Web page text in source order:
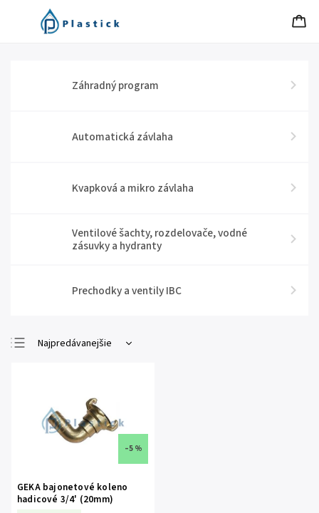
Záhradný program
Automatická závlaha
Kvapková a mikro závlaha
Ventilové šachty, rozdelovače, vodné
zásuvky a hydranty
Prechodky a ventily IBC
Najpredávanejšie
Abecedne
–5 %
GEKA bajonetové koleno
hadicové 3/4' (20mm)